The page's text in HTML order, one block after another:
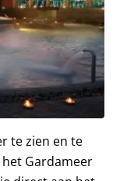
te zien en te
Gardameer